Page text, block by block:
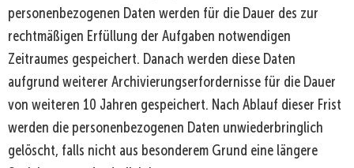
personenbezogenen Daten werden für die Dauer des zur
rechtmäßigen Erfüllung der Aufgaben notwendigen
Zeitraumes gespeichert. Danach werden diese Daten
aufgrund weiterer Archivierungserfordernisse für die Dauer
von weiteren 10 Jahren gespeichert. Nach Ablauf dieser Frist
werden die personenbezogenen Daten unwiederbringlich
gelöscht, falls nicht aus besonderem Grund eine längere